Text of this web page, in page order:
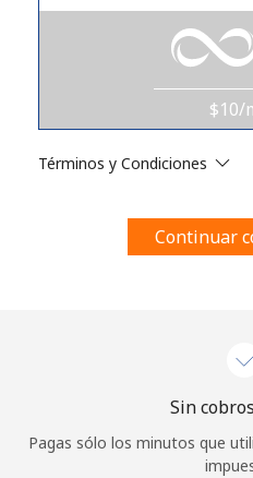
estosTérminos y condiciones.
Inicia sesión o
$10/
Términos y Condiciones
Continuar
Sin
Pagas sólo los minutos que